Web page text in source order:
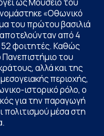
«Οθωνικό
του πρώτου βασιλιά
από 4
φοιτητές. Καθώς
του
αλλά και της
περιοχής,
ιστορικό ρόλο, ο
για την παραγωγή
πολιτισμού μέσα στη